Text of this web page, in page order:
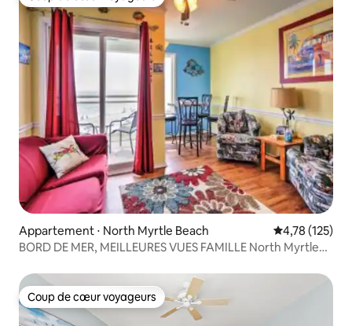
Appartement ⋅ North Myrtle Beach Évaluation
4,78 (125)
BORD DE MER, MEILLEURES VUES FAMILLE North Myrtle
Coup de cœur voyageurs
Coup de cœur voyageurs